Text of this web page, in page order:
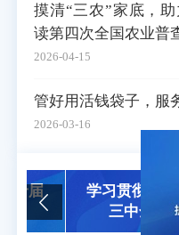
摸清“三农”家底，
读第四次全国农业普
2026-04-15
管好用活钱袋子，服
2026-03-16
学习贯彻党的二十届
三中全会精神